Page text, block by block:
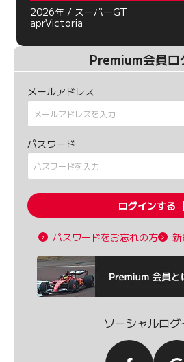
2026年 / スーパーGT
aprVictoria
Premium会員ロ
メールアドレス
パスワード
ログインする
パスワードをお忘れの方
ソーシャルログ